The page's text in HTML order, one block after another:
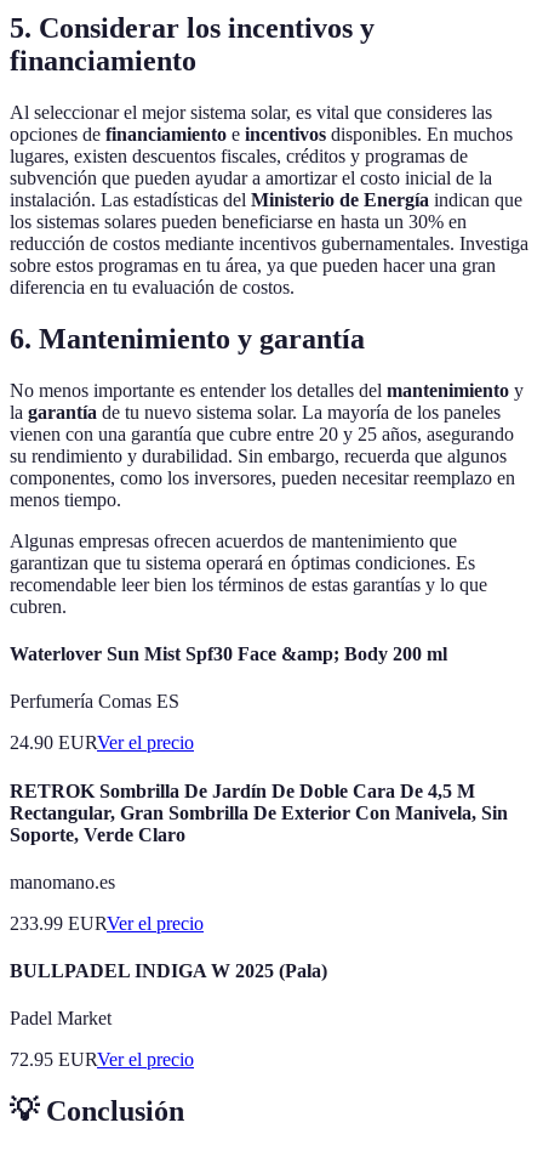
5. Considerar los incentivos y
financiamiento
Al seleccionar el mejor sistema solar, es vital que consideres las
opciones de financiamiento e incentivos disponibles. En muchos
lugares, existen descuentos fiscales, créditos y programas de
subvención que pueden ayudar a amortizar el costo inicial de la
instalación. Las estadísticas del Ministerio de Energía indican que
los sistemas solares pueden beneficiarse en hasta un 30% en
reducción de costos mediante incentivos gubernamentales. Investiga
sobre estos programas en tu área, ya que pueden hacer una gran
diferencia en tu evaluación de costos.
6. Mantenimiento y garantía
No menos importante es entender los detalles del mantenimiento y
la garantía de tu nuevo sistema solar. La mayoría de los paneles
vienen con una garantía que cubre entre 20 y 25 años, asegurando
su rendimiento y durabilidad. Sin embargo, recuerda que algunos
componentes, como los inversores, pueden necesitar reemplazo en
menos tiempo.
Algunas empresas ofrecen acuerdos de mantenimiento que
garantizan que tu sistema operará en óptimas condiciones. Es
recomendable leer bien los términos de estas garantías y lo que
cubren.
Waterlover Sun Mist Spf30 Face &amp; Body 200 ml
Perfumería Comas ES
24.90 EURVer el precio
RETROK Sombrilla De Jardín De Doble Cara De 4,5 M
Rectangular, Gran Sombrilla De Exterior Con Manivela, Sin
Soporte, Verde Claro
manomano.es
233.99 EURVer el precio
BULLPADEL INDIGA W 2025 (Pala)
Padel Market
72.95 EURVer el precio
💡 Conclusión